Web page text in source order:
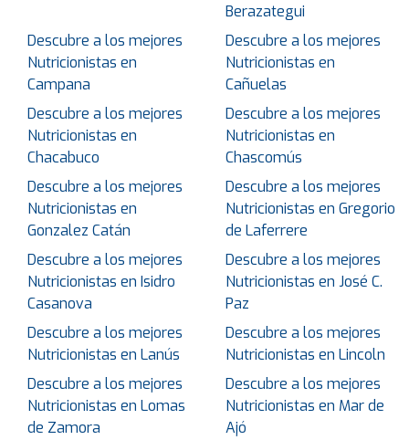
Berazategui
Descubre a los mejores
Nutricionistas en
Campana
Descubre a los mejores
Nutricionistas en
Cañuelas
Descubre a los mejores
Nutricionistas en
Chacabuco
Descubre a los mejores
Nutricionistas en
Chascomús
Descubre a los mejores
Nutricionistas en
Gonzalez Catán
Descubre a los mejores
Nutricionistas en Gregorio
de Laferrere
Descubre a los mejores
Nutricionistas en Isidro
Casanova
Descubre a los mejores
Nutricionistas en José C.
Paz
Descubre a los mejores
Nutricionistas en Lanús
Descubre a los mejores
Nutricionistas en Lincoln
Descubre a los mejores
Nutricionistas en Lomas
de Zamora
Descubre a los mejores
Nutricionistas en Mar de
Ajó